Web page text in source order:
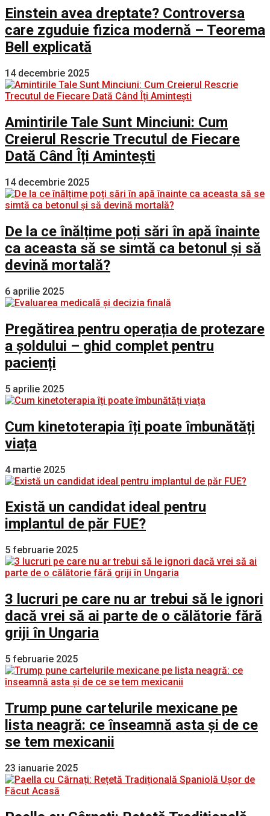
Einstein avea dreptate? Controversa
care zguduie fizica modernă – Teorema
Bell explicată
14 decembrie 2025
Amintirile Tale Sunt Minciuni: Cum
Creierul Rescrie Trecutul de Fiecare
Dată Când Îți Amintești
14 decembrie 2025
De la ce înălțime poți sări în apă înainte
ca aceasta să se simtă ca betonul și să
devină mortală?
6 aprilie 2025
Pregătirea pentru operația de protezare
a șoldului – ghid complet pentru
pacienți
5 aprilie 2025
Cum kinetoterapia îți poate îmbunătăți
viața
4 martie 2025
Există un candidat ideal pentru
implantul de păr FUE?
5 februarie 2025
3 lucruri pe care nu ar trebui să le ignori
dacă vrei să ai parte de o călătorie fără
griji în Ungaria
5 februarie 2025
Trump pune cartelurile mexicane pe
lista neagră: ce înseamnă asta și de ce
se tem mexicanii
23 ianuarie 2025